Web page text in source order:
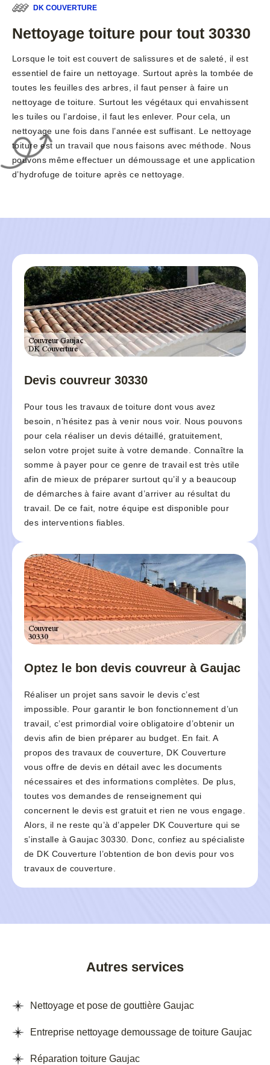
DK COUVERTURE
Nettoyage toiture pour tout 30330
Lorsque le toit est couvert de salissures et de saleté, il est
essentiel de faire un nettoyage. Surtout après la tombée de
toutes les feuilles des arbres, il faut penser à faire un
nettoyage de toiture. Surtout les végétaux qui envahissent
les tuiles ou l’ardoise, il faut les enlever. Pour cela, un
nettoyage une fois dans l’année est suffisant. Le nettoyage
toiture est un travail que nous faisons avec méthode. Nous
pouvons même effectuer un démoussage et une application
d’hydrofuge de toiture après ce nettoyage.
Devis couvreur 30330
Pour tous les travaux de toiture dont vous avez
besoin, n’hésitez pas à venir nous voir. Nous pouvons
pour cela réaliser un devis détaillé, gratuitement,
selon votre projet suite à votre demande. Connaître la
somme à payer pour ce genre de travail est très utile
afin de mieux de préparer surtout qu’il y a beaucoup
de démarches à faire avant d’arriver au résultat du
travail. De ce fait, notre équipe est disponible pour
des interventions fiables.
Optez le bon devis couvreur à Gaujac
Réaliser un projet sans savoir le devis c’est
impossible. Pour garantir le bon fonctionnement d’un
travail, c’est primordial voire obligatoire d’obtenir un
devis afin de bien préparer au budget. En fait. A
propos des travaux de couverture, DK Couverture
vous offre de devis en détail avec les documents
nécessaires et des informations complètes. De plus,
toutes vos demandes de renseignement qui
concernent le devis est gratuit et rien ne vous engage.
Alors, il ne reste qu’à d’appeler DK Couverture qui se
s’installe à Gaujac 30330. Donc, confiez au spécialiste
de DK Couverture l’obtention de bon devis pour vos
travaux de couverture.
Autres services
Nettoyage et pose de gouttière Gaujac
Entreprise nettoyage demoussage de toiture Gaujac
Réparation toiture Gaujac